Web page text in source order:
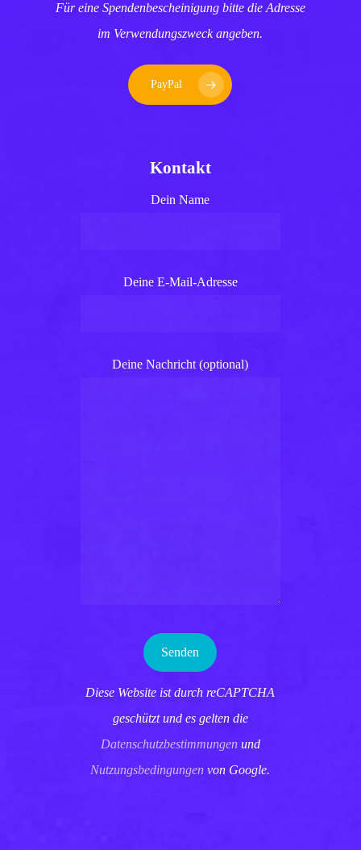
Für eine Spendenbescheinigung bitte die Adresse
im Verwendungszweck angeben.
PayPal
Kontakt
Dein Name
Deine E-Mail-Adresse
Deine Nachricht (optional)
Diese Website ist durch reCAPTCHA
geschützt und es gelten die
Datenschutzbestimmungenund
Nutzungsbedingungen von Google.